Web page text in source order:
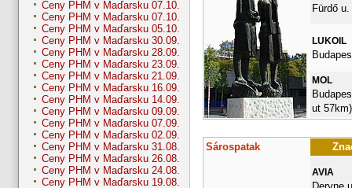
Ceny PHM v Maďarsku 07.10.
Ceny PHM v Maďarsku 07.10.
Ceny PHM v Maďarsku 05.10.
Ceny PHM v Maďarsku 30.09.
Ceny PHM v Maďarsku 28.09.
Ceny PHM v Maďarsku 23.09.
Ceny PHM v Maďarsku 21.09.
Ceny PHM v Maďarsku 16.09.
Ceny PHM v Maďarsku 14.09.
Ceny PHM v Maďarsku 09.09.
Ceny PHM v Maďarsku 07.09.
Ceny PHM v Maďarsku 02.09.
Ceny PHM v Maďarsku 31.08.
Ceny PHM v Maďarsku 26.08.
Ceny PHM v Maďarsku 24.08.
Ceny PHM v Maďarsku 19.08.
Fürdő u.
LUKOIL
MOL
ut 57km)
Sárospatak
AVIA